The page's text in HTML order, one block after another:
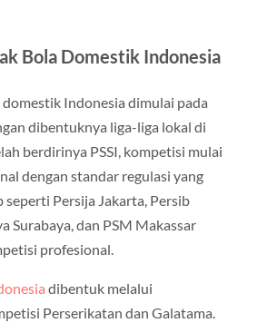
Bola Domestik Indonesia
Indonesia dimulai pada
dibentuknya liga-liga lokal di
berdirinya PSSI, kompetisi mulai
dengan standar regulasi yang
seperti Persija Jakarta, Persib
Surabaya, dan PSM Makassar
profesional.
dibentuk melalui
Perserikatan dan Galatama.